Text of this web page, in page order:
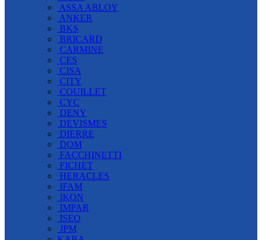
ASSA ABLOY
ANKER
BKS
BRICARD
CARMINE
CES
CISA
CITY
COUILLET
CYC
DENY
DEVISMES
DIERRE
DOM
FACCHINETTI
FICHET
HERACLES
IFAM
IKON
IMPAR
ISEO
JPM